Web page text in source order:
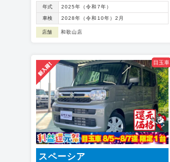
年式 2025年（令和7年）
車検 2028年（令和10年）2月
店舗 和歌山店
目玉車
スペーシア